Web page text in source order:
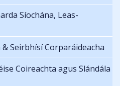
Síochána, Leas-
Seirbhísí Corparáideacha
Coireachta agus Slándála